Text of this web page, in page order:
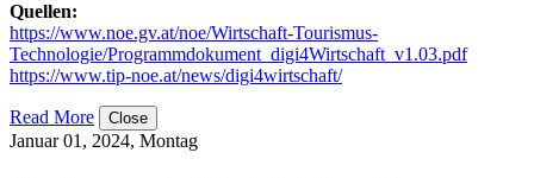
Quellen:
https://www.noe.gv.at/noe/Wirtschaft-Tourismus-
Technologie/Programmdokument_digi4Wirtschaft_v1.03.pdf
https://www.tip-noe.at/news/digi4wirtschaft/
Read More Close
Januar 01, 2024, Montag